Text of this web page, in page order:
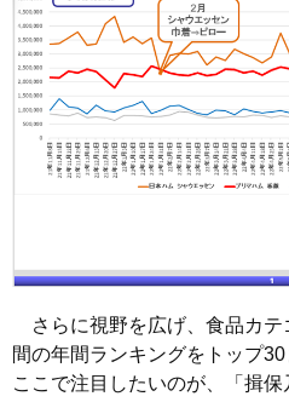
さらに視野を広げ、食品カテ
間の年間ランキングをトップ30
ここで注目したいのが、「揖